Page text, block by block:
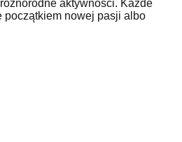
aktywności. Każde
początkiem nowej pasji albo